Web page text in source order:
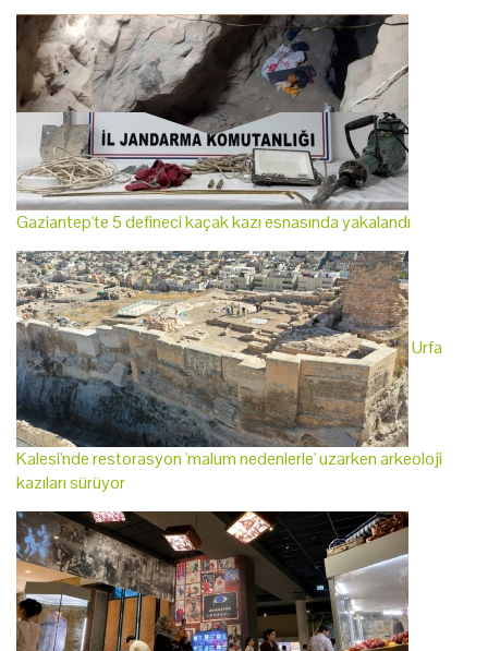
Gaziantep'te 5 defineci kaçak kazı esnasında yakalandı
Urfa
Kalesi'nde restorasyon 'malum nedenlerle' uzarken arkeoloji
kazıları sürüyor